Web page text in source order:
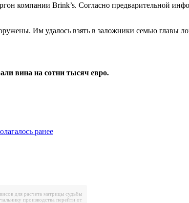
компании Brink’s. Согласно предварительной
Им удалось взять в заложники семью главы
вина на сотни тысяч евро.
ранее
для расчета матрицы судьбы
производства перейти от